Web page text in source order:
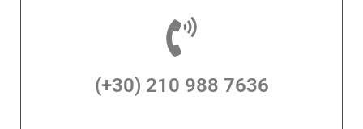
(+30) 210 988 7636